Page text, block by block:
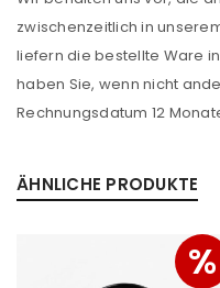
Benutzername oder
Passwort*
Anmeldeformular
zwischenzeitlich in
liefern die bestellte Ware
haben Sie, wenn nicht
Rechnungsdatum 12
ÄHNLICHE PRODUKTE
%